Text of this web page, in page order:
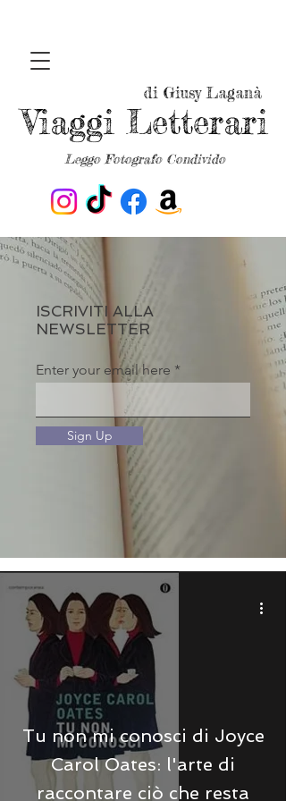
Leggo Fotografo Condivido
Viaggi Letterari
di Giusy Laganà
ISCRIVITI ALLA
NEWSLETTER
Enter your email here
Sign Up
Tu non mi conosci di Joyce
Carol Oates: l'arte di
raccontare ciò che resta